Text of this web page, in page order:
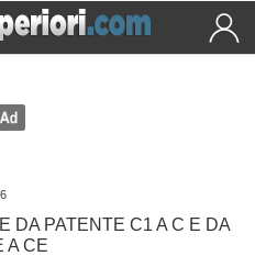
DA PATENTE C1 A C E DA
A CE